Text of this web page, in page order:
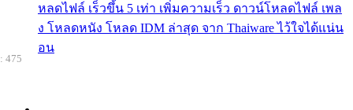
หลดไฟล์ เร็วขึ้น 5 เท่า เพิ่มความเร็ว ดาวน์โหลดไฟล์ เพล
ง โหลดหนัง โหลด IDM ล่าสุด จาก Thaiware ไว้ใจได้แน่น
อน
475